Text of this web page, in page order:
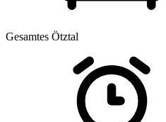
Gesamtes Ötztal